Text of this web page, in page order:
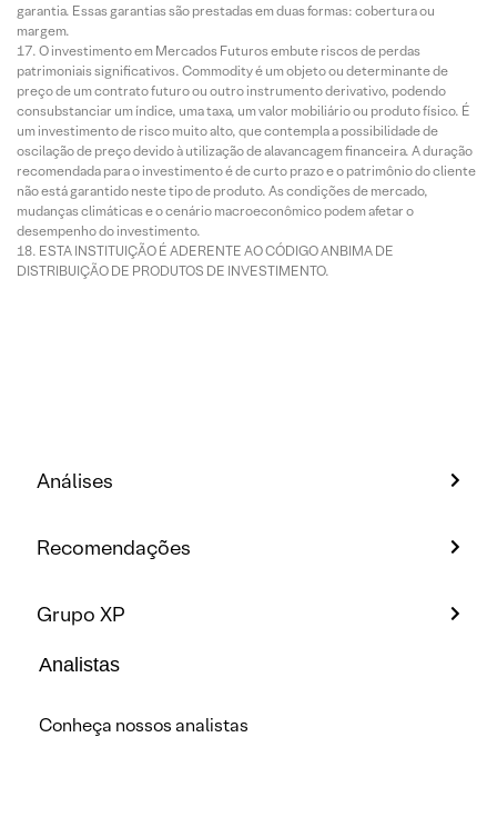
garantia. Essas garantias são prestadas em duas formas: cobertura ou
margem.
O investimento em Mercados Futuros embute riscos de perdas
patrimoniais significativos. Commodity é um objeto ou determinante de
preço de um contrato futuro ou outro instrumento derivativo, podendo
consubstanciar um índice, uma taxa, um valor mobiliário ou produto físico. É
um investimento de risco muito alto, que contempla a possibilidade de
oscilação de preço devido à utilização de alavancagem financeira. A duração
recomendada para o investimento é de curto prazo e o patrimônio do cliente
não está garantido neste tipo de produto. As condições de mercado,
mudanças climáticas e o cenário macroeconômico podem afetar o
desempenho do investimento.
ESTA INSTITUIÇÃO É ADERENTE AO CÓDIGO ANBIMA DE
DISTRIBUIÇÃO DE PRODUTOS DE INVESTIMENTO.
Análises
Recomendações
Grupo XP
Analistas
Conheça nossos analistas